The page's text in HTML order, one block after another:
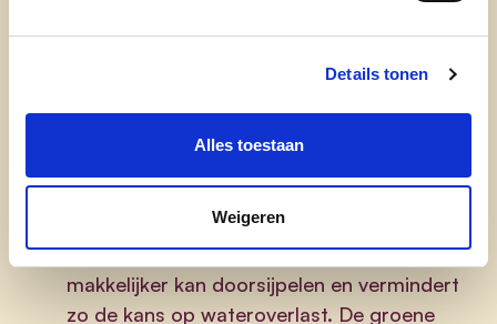
Details tonen
Alles toestaan
Weigeren
kunnen voor CD&V enkel
indien het landelijk karakter van ons dorp
bewaard blijft. Op die manier waken we over
de leefbaarheid van ons dorp.
We zetten verder in opontharding
verharde gebieden zorgen ervoor dat water
makkelijker kan doorsijpelen en vermindert
zo de kans op wateroverlast. De groene